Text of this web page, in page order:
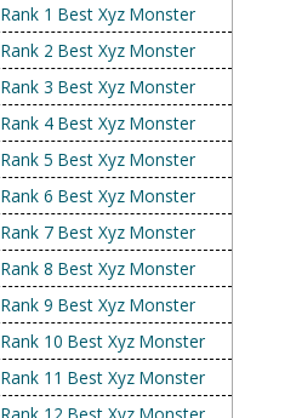
Rank 1 Best Xyz Monster
Rank 2 Best Xyz Monster
Rank 3 Best Xyz Monster
Rank 4 Best Xyz Monster
Rank 5 Best Xyz Monster
Rank 6 Best Xyz Monster
Rank 7 Best Xyz Monster
Rank 8 Best Xyz Monster
Rank 9 Best Xyz Monster
Rank 10 Best Xyz Monster
Rank 11 Best Xyz Monster